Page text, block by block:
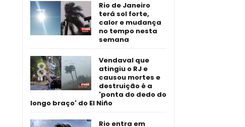
Rio de Janeiro
terá sol forte,
calor e mudança
no tempo nesta
semana
Vendaval que
atingiu o RJ e
causou mortes e
destruição é a
'ponta do dedo do
longo braço' do El Niño
Rio entra em